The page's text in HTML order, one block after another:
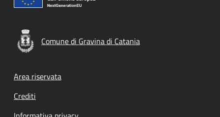
Comune di Gravina di Catania
Footer menu
Area riservata
Crediti